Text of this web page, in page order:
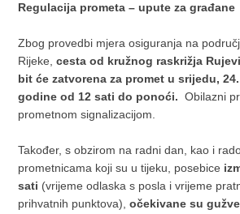
Regulacija prometa – upute za građane
Zbog provedbi mjera osiguranja na
Rijeke,cesta od kružnog raskrižja
bit će zatvorena za promet u srijedu,
godine od 12 sati do ponoći. Obilazni
prometnom signalizacijom.
Također, s obzirom na radni dan, kao i
prometnicama koji su u tijeku, posebice
sati (vrijeme odlaska s posla i vrijeme
prihvatnih punktova),očekivane su